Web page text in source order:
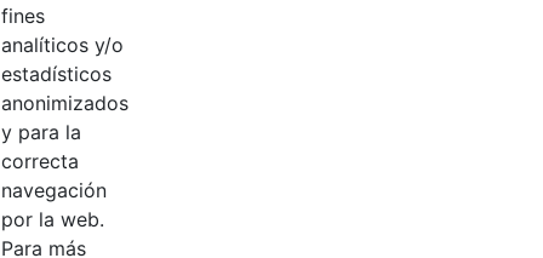
fines
analíticos y/o
estadísticos
anonimizados
y para la
correcta
navegación
por la web.
Para más